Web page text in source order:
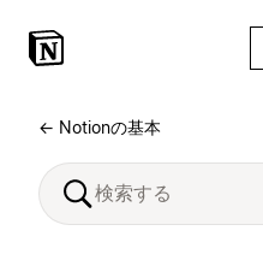
← Notionの基本